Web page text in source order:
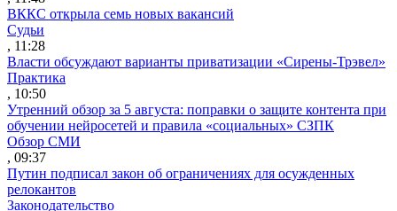
ВККС открыла семь новых вакансий
Судьи
, 11:28
Власти обсуждают варианты приватизации «Сирены-Трэвел»
Практика
, 10:50
Утренний обзор за 5 августа: поправки о защите контента при
обучении нейросетей и правила «социальных» СЗПК
Обзор СМИ
, 09:37
Путин подписал закон об ограничениях для осужденных
релокантов
Законодательство